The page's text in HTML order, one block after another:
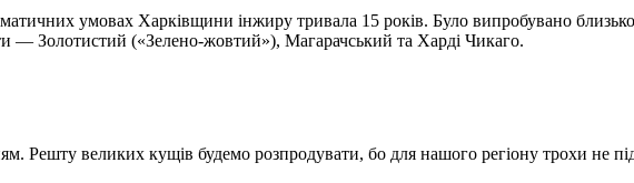
умовах Харківщини інжиру тривала 15 років. Було випробувано близько
— Золотистий («Зелено-жовтий»), Магарачський та Харді Чикаго.
Решту великих кущів будемо розпродувати, бо для нашого регіону трохи не